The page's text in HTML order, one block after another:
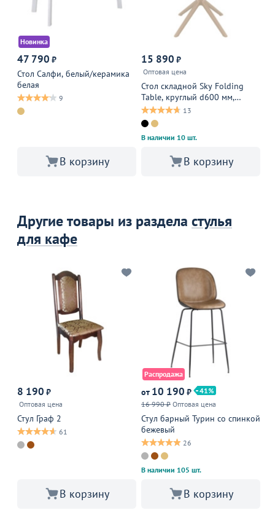
Новинка
47 790 ₽
Стол Салфи, белый/керамика
белая
9
В корзину
15 890 ₽
Оптовая цена
Стол складной Sky Folding
Table, круглый d600 мм,
бежевый
13
В наличии 10 шт.
В корзину
Другие товары из раздела стулья
для кафе
8 190 ₽
Оптовая цена
Стул Граф 2
61
В корзину
Распродажа
от 10 190 ₽
41
16 990 ₽ Оптовая цена
Стул барный Турин со спинкой
бежевый
26
В наличии 105 шт.
В корзину